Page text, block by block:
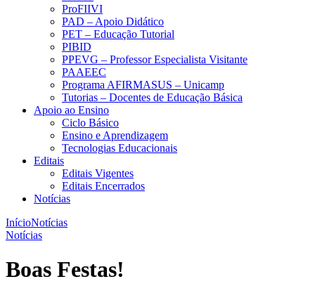
ProFIIVI
PAD – Apoio Didático
PET – Educação Tutorial
PIBID
PPEVG – Professor Especialista Visitante
PAAEEC
Programa AFIRMASUS – Unicamp
Tutorias – Docentes de Educação Básica
Apoio ao Ensino
Ciclo Básico
Ensino e Aprendizagem
Tecnologias Educacionais
Editais
Editais Vigentes
Editais Encerrados
Notícias
InícioNotícias
Notícias
Boas Festas!